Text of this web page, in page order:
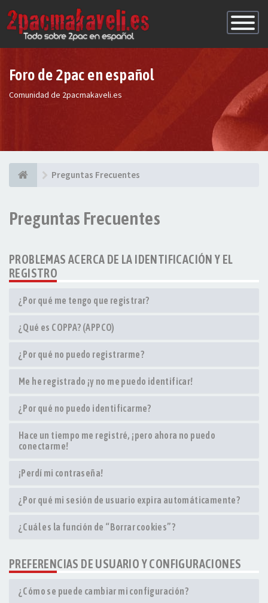
de
Foro de 2pac en español
Comunidad de 2pacmakaveli.es
Preguntas Frecuentes
Preguntas Frecuentes
PROBLEMAS ACERCA DE LA IDENTIFICACIÓN Y EL
REGISTRO
¿Por qué me tengo que registrar?
¿Qué es COPPA? (APPCO)
¿Por qué no puedo registrarme?
Me he registrado ¡y no me puedo identificar!
¿Por qué no puedo identificarme?
Hace un tiempo me registré, ¡pero ahora no puedo
conectarme!
¡Perdí mi contraseña!
¿Por qué mi sesión de usuario expira automáticamente?
¿Cuál es la función de “Borrar cookies”?
PREFERENCIAS DE USUARIO Y CONFIGURACIONES
¿Cómo se puede cambiar mi configuración?